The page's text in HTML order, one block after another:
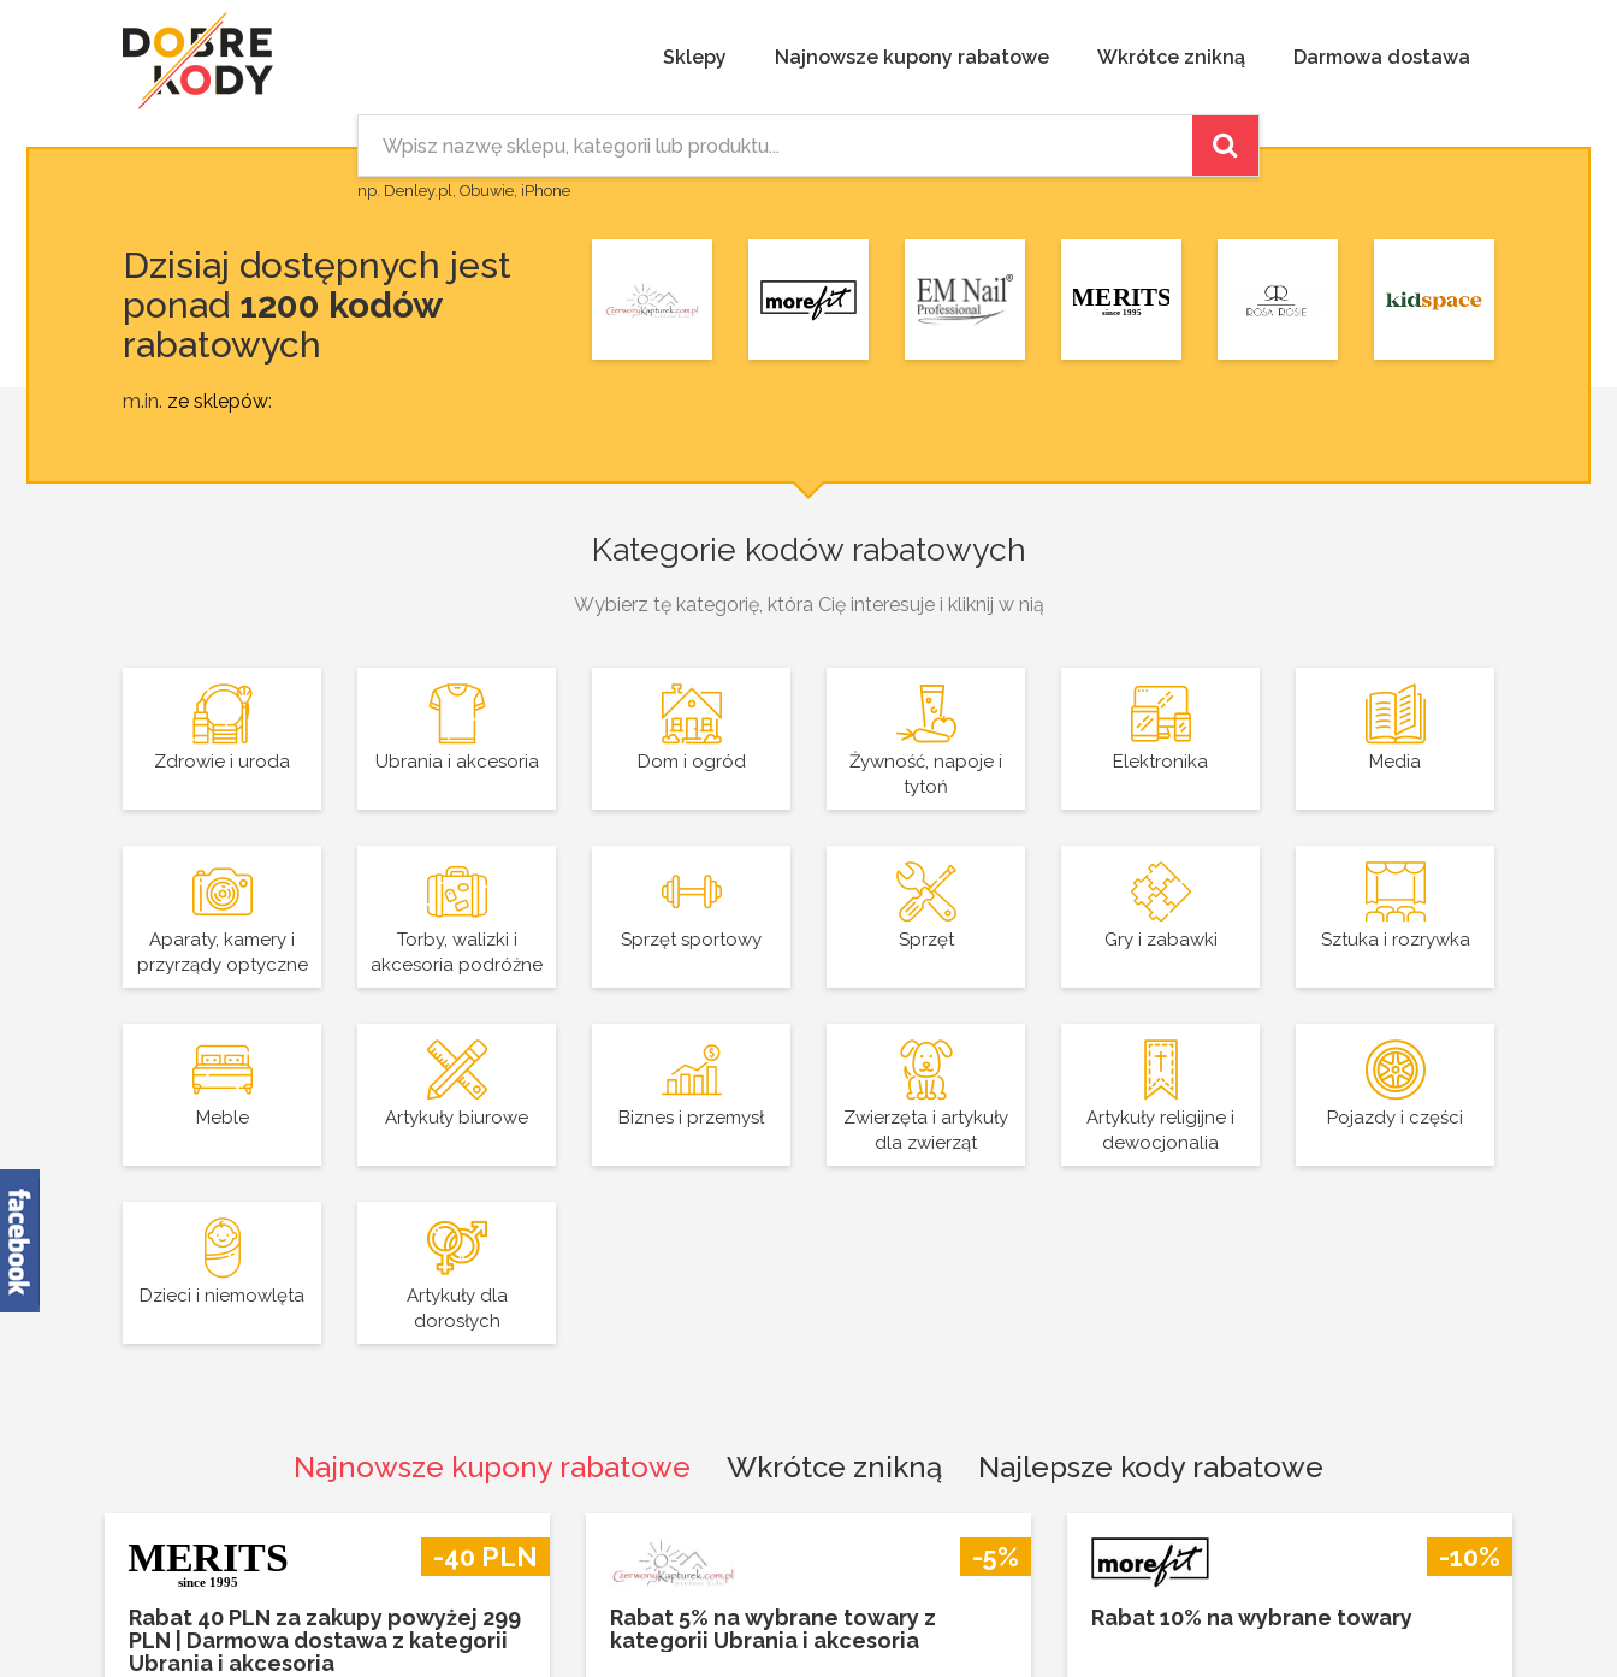
Sklepy Najnowsze kupony rabatowe Wkrótce znikną Darmowa dostawa
np. Denley.pl, Obuwie, iPhone
Dzisiaj dostępnych jest
ponad 1200 kodów
rabatowych
m.in. ze sklepów:
Kategorie kodów rabatowych
Wybierz tę kategorię, która Cię interesuje i kliknij w nią
Zdrowie i uroda Ubrania i akcesoria Dom i ogród
Żywność, napoje i
tytoń
Elektronika Media
Aparaty, kamery i
przyrządy optyczne
Torby, walizki i
akcesoria podróżne
Sprzęt sportowy Sprzęt Gry i zabawki Sztuka i rozrywka
Meble Artykuły biurowe Biznes i przemysł
Zwierzęta i artykuły
dla zwierząt
Artykuły religijne i
dewocjonalia
Pojazdy i części
Dzieci i niemowlęta
Artykuły dla
dorosłych
Najnowsze kupony rabatowe Wkrótce znikną Najlepsze kody rabatowe
-40 PLN
Rabat 40 PLN za zakupy powyżej 299
PLN | Darmowa dostawa z kategorii
Ubrania i akcesoria
-5%
Rabat 5% na wybrane towary z
kategorii Ubrania i akcesoria
-10%
Rabat 10% na wybrane towary